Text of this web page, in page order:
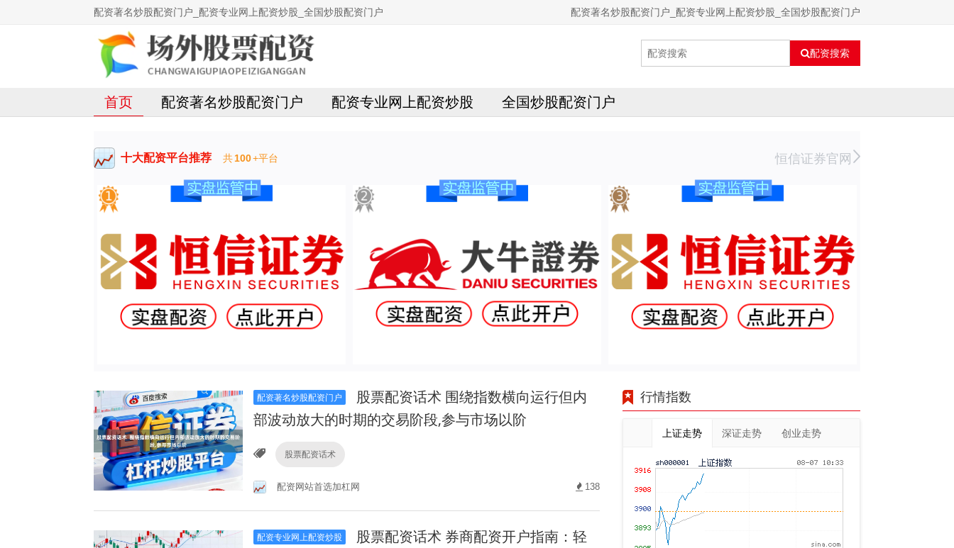
配资著名炒股配资门户_配资专业网上配资炒股_全国炒股配资门户 配资著名炒股配资门户_配资专业网上配资炒股_全国炒股配资门户
配资搜索
首页 配资著名炒股配资门户 配资专业网上配资炒股 全国炒股配资门户
十大配资平台推荐 共100+平台 恒信证券官网
配资著名炒股配资门户
股票配资话术 围绕指数横向运行但内
部波动放大的时期的交易阶段,参与市场以阶
股票配资话术
配资网站首选加杠网 138
配资专业网上配资炒股
股票配资话术 券商配资开户指南：轻
行情指数
上证走势 深证走势 创业走势